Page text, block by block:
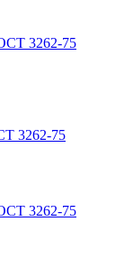
3262-75
3262-75
3262-75